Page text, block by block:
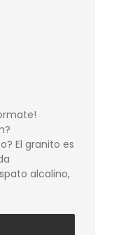
El granito es
alcalino,